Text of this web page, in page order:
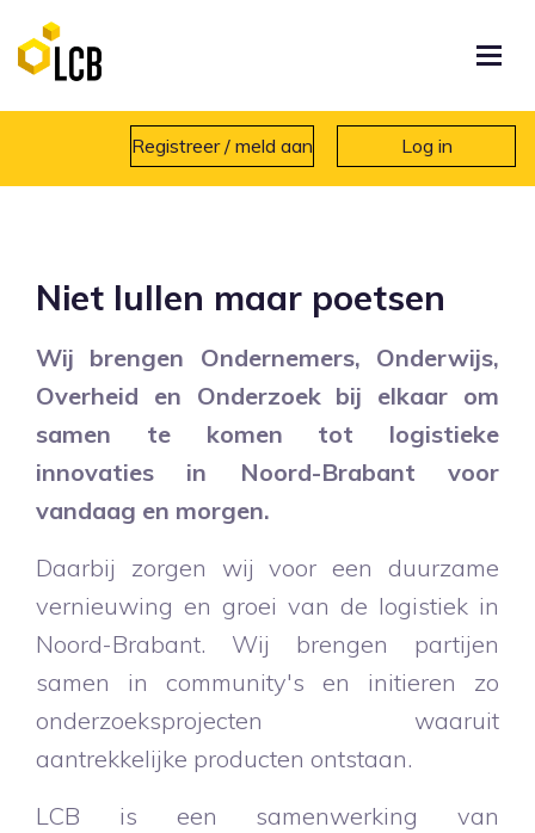
Registreer / meld aan Log in
Niet lullen maar poetsen
Wij brengen Ondernemers, Onderwijs,
Overheid en Onderzoek bij elkaar om
samen te komen tot logistieke
innovaties in Noord-Brabant voor
vandaag en morgen.
Daarbij zorgen wij voor een duurzame
vernieuwing en groei van de logistiek in
Noord-Brabant. Wij brengen partijen
samen in community's en initieren zo
onderzoeksprojecten waaruit
aantrekkelijke producten ontstaan.
LCB is een samenwerking van